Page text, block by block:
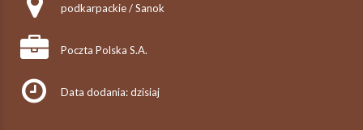
podkarpackie / Sanok
Poczta Polska S.A.
Data dodania: dzisiaj